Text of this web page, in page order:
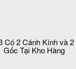
Có 2 Cánh Kính và
Gốc Tại Kho Hàng